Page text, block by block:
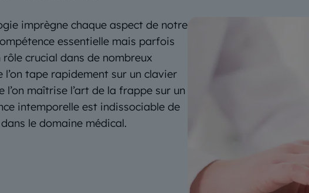
imprègne chaque aspect de notre
essentielle mais parfois
crucial dans de nombreux
tape rapidement sur un clavier
maîtrise l’art de la frappe sur un
intemporelle est indissociable de
le domaine médical.